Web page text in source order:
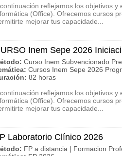
reflejamos los objetivos
(Office). Ofrecemos cursos
mejorar tus capacidade...
Inem Sepe 2026
Curso Inem Subvencionado
Cursos Inem Sepe 2026
82 horas
reflejamos los objetivos
(Office). Ofrecemos cursos
mejorar tus capacidade...
Laboratorio Clínico 2026
FP a distancia | Formacion